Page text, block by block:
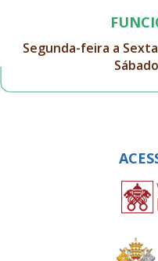
Segunda-feira a